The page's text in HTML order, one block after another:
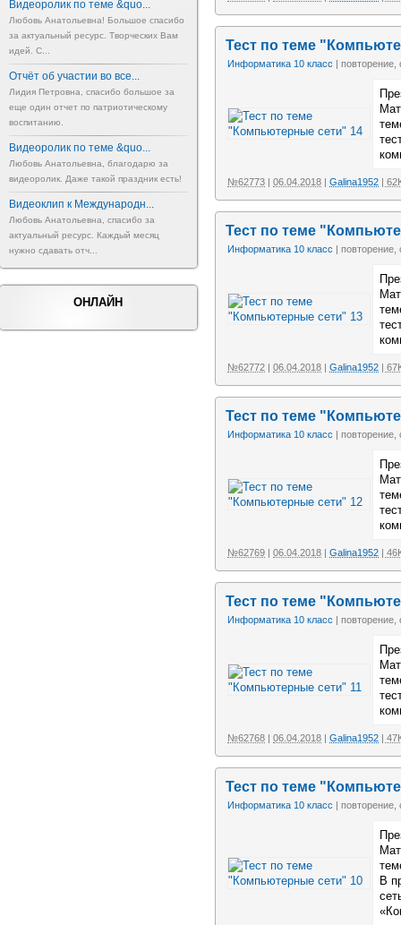
Видеоролик по теме &quo...
Любовь Анатольевна! Большое спасибо
за актуальный ресурс. Творческих Вам
идей. С...
Отчёт об участии во все...
Лидия Петровна, спасибо большое за
еще один отчет по патриотическому
воспитанию.
Видеоролик по теме &quo...
Любовь Анатольевна, благодарю за
видеоролик. Даже такой праздник есть!
Видеоклип к Международн...
Любовь Анатольевна, спасибо за
актуальный ресурс. Каждый месяц
нужно сдавать отч...
ОНЛАЙН
Тест по теме
Информатика 10 класс | повторение,
№62773 | 06.04.2018 | Galina1952 |
Тест по теме
Информатика 10 класс | повторение,
№62772 | 06.04.2018 | Galina1952 |
Тест по теме
Информатика 10 класс | повторение,
№62769 | 06.04.2018 | Galina1952 |
Тест по теме
Информатика 10 класс | повторение,
№62768 | 06.04.2018 | Galina1952 |
Тест по теме
Информатика 10 класс | повторение,
В